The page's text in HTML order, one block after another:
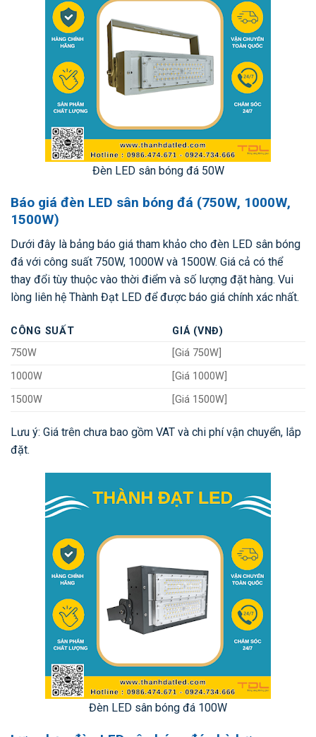
Đèn LED sân bóng đá 50W
Báo giá đèn LED sân bóng đá (750W, 1000W,
1500W)
Dưới đây là bảng báo giá tham khảo cho đèn LED sân bóng
đá với công suất 750W, 1000W và 1500W. Giá cả có thể
thay đổi tùy thuộc vào thời điểm và số lượng đặt hàng. Vui
lòng liên hệ Thành Đạt LED để được báo giá chính xác nhất.
CÔNG SUẤT
GIÁ (VNĐ)
750W
[Giá 750W]
1000W
[Giá 1000W]
1500W
[Giá 1500W]
Lưu ý: Giá trên chưa bao gồm VAT và chi phí vận chuyển, lắp
đặt.
Đèn LED sân bóng đá 100W